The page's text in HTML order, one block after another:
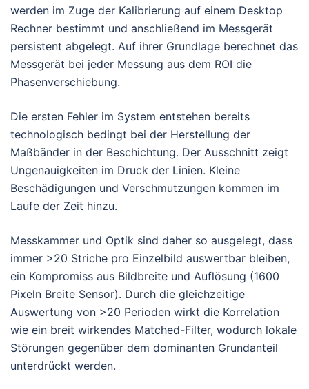
werden im Zuge der Kalibrierung auf einem Desktop
Rechner bestimmt und anschließend im Messgerät
persistent abgelegt. Auf ihrer Grundlage berechnet das
Messgerät bei jeder Messung aus dem ROI die
Phasenverschiebung.
Die ersten Fehler im System entstehen bereits
technologisch bedingt bei der Herstellung der
Maßbänder in der Beschichtung. Der Ausschnitt zeigt
Ungenauigkeiten im Druck der Linien. Kleine
Beschädigungen und Verschmutzungen kommen im
Laufe der Zeit hinzu.
Messkammer und Optik sind daher so ausgelegt, dass
immer >20 Striche pro Einzelbild auswertbar bleiben,
ein Kompromiss aus Bildbreite und Auflösung (1600
Pixeln Breite Sensor). Durch die gleichzeitige
Auswertung von >20 Perioden wirkt die Korrelation
wie ein breit wirkendes Matched-Filter, wodurch lokale
Störungen gegenüber dem dominanten Grundanteil
unterdrückt werden.